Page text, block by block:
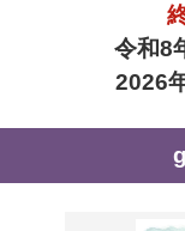
令和8
2026